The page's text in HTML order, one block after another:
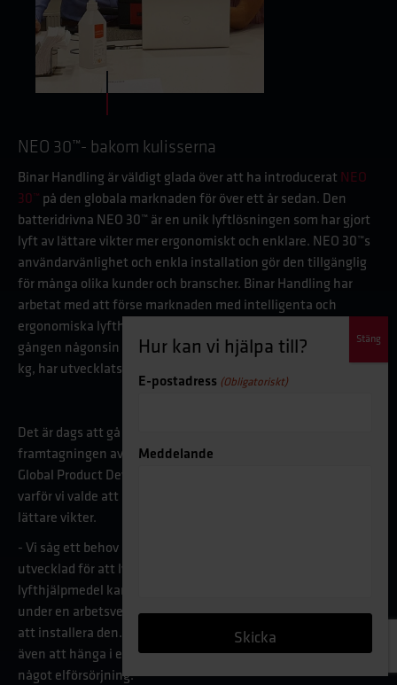
NEO 30™- bakom kulisserna
Binar Handling är väldigt glada över att ha introducerat NEO
30™ på den globala marknaden för över ett år sedan. Den
batteridrivna NEO 30™ är en unik lyftlösningen som har gjort
lyft av lättare vikter mer ergonomiskt och enklare. NEO 30™s
användarvänlighet och enkla installation gör den tillgänglig
för många olika kunder och branscher. Binar Handling har
arbetat med att förse marknaden med intelligenta och
ergonomiska lyfthjälpmedel i över 40 år, men detta är första
gången någonsin en produkt med fokus på så lätta vikter, 30
kg, har utvecklats och sålts.
Det är dags att gå bakom kulisserna på utvecklingen och
framtagningen av NEO 30™. Vi har därför pratat med Niclas,
Global Product Development Manager på Binar Handling om
varför vi valde att utveckla en batteridriven lyftlösning för
lättare vikter.
- Vi såg ett behov av en lyftlösning som är extremt mobil och
utvecklad för att lyfta lättare vikter. Ett flyttbart
lyfthjälpmedel kan användas på flera olika arbetsstationer
under en arbetsvecka eftersom det enbart tar ett par minuter
att installera den. Eftersom NEO 30™ är batteridriven går den
även att hänga i exempelvis gaffeltruck där det inte finns
något elförsörjning.
E-postadress (Obligatoriskt)
Meddelande